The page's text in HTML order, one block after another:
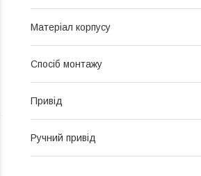
Матеріал корпусу
Спосіб монтажу
Привід
Ручний привід